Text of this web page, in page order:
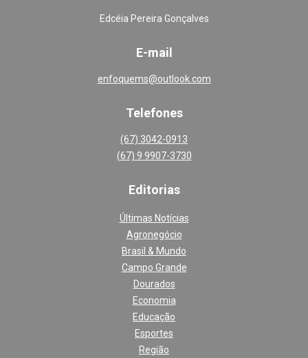
Edcéia Pereira Gonçalves
E-mail
enfoquems@outlook.com
Telefones
(67) 3042-0913
(67) 9 9907-3730
Editorias
Últimas Notícias
Agronegócio
Brasil & Mundo
Campo Grande
Dourados
Economia
Educação
Esportes
Região